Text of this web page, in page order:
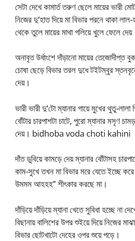
সেটা দেখে কামার্ত তরুণ ছেলে মায়ের ভারী
নিজের দু’হাত দিয়ে মা বিভার পরনে থাকা
থেকে তুলে মায়ের মাথা গলিয়ে খুলে ফেলে
অনাবৃত উর্ধাংশে দাঁড়ানো মায়ের তেজোদীপ্ত
চোষা ছেড়ে বিভার তরল দুধে টইটম্বুর
দেয়।
ভারী ভারী দু’টো ম্যানার গায়ে মুখের থুতু-
বোঁটার চারপাশটা চাটে, পুরো ম্যানার মসৃণ
দেয়। bidhoba voda choti kahini
দাঁত ডুবিয়ে কামড়ে দেয় ম্যানার বোঁটাসহ
কাম-সুখে তখন মা বিভার মরে যেতে ইচ্ছে
উমমম আহহহ” শীৎকার করছে মা।
দাঁড়িয়ে দাঁড়িয়ে ম্যানা খেতে সুবিধা হচ্ছে না
বিছানায় বালিশের উপর শুইয়ে দিয়ে নিজের
বিভার ছোটখাটো দেহের ওপর শুয়ে পড়ে।